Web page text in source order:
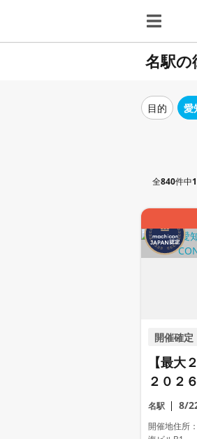
名駅の
目的 愛
全840件中
開催確定
【最大
２０２
恋活パ
ラサー
名駅 8/
開催地住所